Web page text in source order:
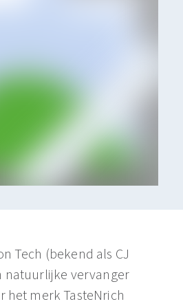
Tech (bekend als CJ
natuurlijke vervanger
het merk TasteNrich